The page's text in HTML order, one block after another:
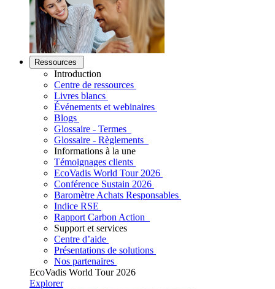
Ressources
Introduction
Centre de ressources
Livres blancs
Événements et webinaires
Blogs
Glossaire - Termes
Glossaire - Règlements
Informations à la une
Témoignages clients
EcoVadis World Tour 2026
Conférence Sustain 2026
Baromètre Achats Responsables
Indice RSE
Rapport Carbon Action
Support et services
Centre d’aide
Présentations de solutions
Nos partenaires
EcoVadis World Tour 2026
Explorer